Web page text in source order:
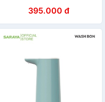
395.000 đ